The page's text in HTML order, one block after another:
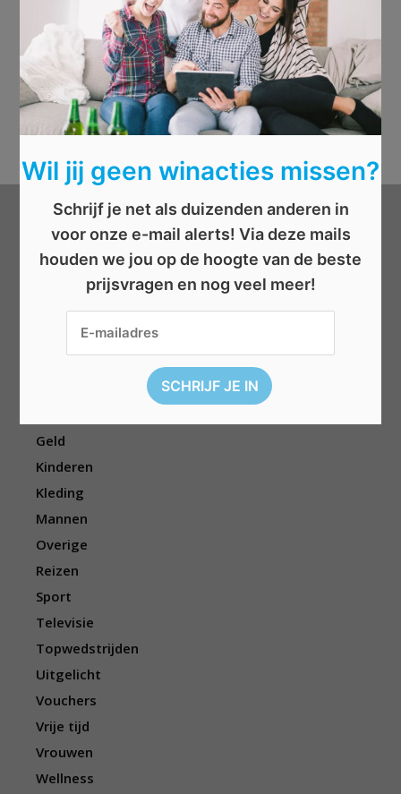
Categorieën
Boeken
Cadeau
Geld
Kinderen
Kleding
Mannen
Overige
Reizen
Sport
Televisie
Topwedstrijden
Uitgelicht
Vouchers
Vrije tijd
Vrouwen
Wellness
Wil jij geen winacties missen?
Schrijf je net als duizenden anderen in
voor onze e-mail alerts! Via deze mails
houden we jou op de hoogte van de beste
prijsvragen en nog veel meer!